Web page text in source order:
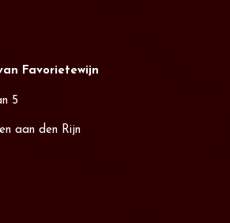
Favorietewijn
5
aan den Rijn